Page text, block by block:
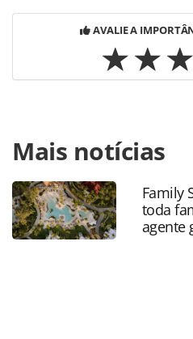
AVALIE A
https://www.panrotas.com.br/
assistencia/2019/07/seguro-
de-mais-de-20-para-viajantes-
as ferramentas oferecidas na
produzido pela PANROTAS
legislação brasileira sobre
Mais notícias
Family
toda
agente